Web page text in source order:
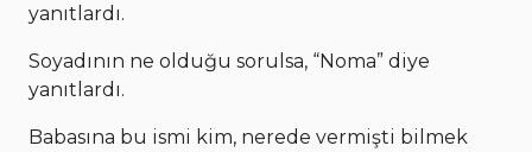
yanıtlardı.
Soyadının ne olduğu sorulsa, “Noma” diye
yanıtlardı.
Babasına bu ismi kim, nerede vermişti bilmek